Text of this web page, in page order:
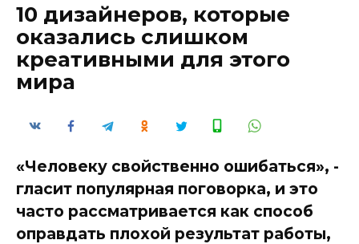
10 дизайнеров, которые
оказались слишком
креативными для этого
мира
«Человеку свойственно ошибаться», -
гласит популярная поговорка, и это
часто рассматривается как способ
оправдать плохой результат работы,